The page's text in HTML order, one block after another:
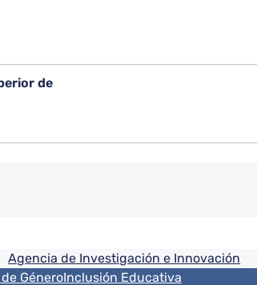
de
Agencia de Investigación e Innovación
GéneroInclusión Educativa